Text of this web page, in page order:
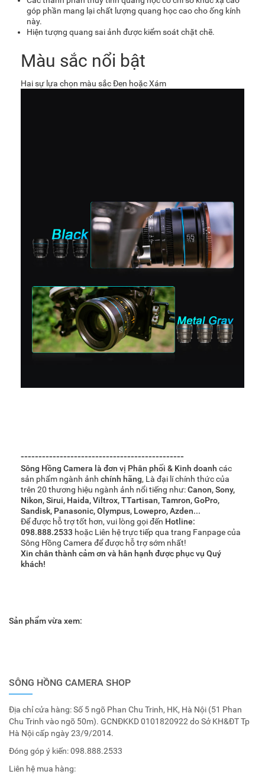
góp phần mang lại chất lượng quang học cao cho ống kính
này.
Hiện tượng quang sai ảnh được kiểm soát chặt chẽ.
Màu sắc nổi bật
Hai sự lựa chọn màu sắc Đen hoặc Xám
----------------------------------------------
Sông Hồng Camera là đơn vị Phân phối & Kinh doanh các
sản phẩm ngành ảnh chính hãng, Là đại lí chính thức của
trên 20 thương hiệu ngành ảnh nổi tiếng như:Canon, Sony,
Nikon, Sirui, Haida, Viltrox, TTartisan, Tamron, GoPro,
Sandisk, Panasonic, Olympus, Lowepro, Azden...
Để được hỗ trợ tốt hơn, vui lòng gọi đến Hotline:
098.888.2533 hoặc Liên hệ trực tiếp qua trang Fanpage của
Sông Hồng Camera để được hỗ trợ sớm nhất!
Xin chân thành cảm ơn và hân hạnh được phục vụ Quý
khách!
Sản phẩm vừa xem:
SÔNG HỒNG CAMERA SHOP
Địa chỉ cửa hàng: Số 5 ngõ Phan Chu Trinh, HK, Hà Nội (51 Phan
Chu Trinh vào ngõ 50m). GCNĐKKD 0101820922 do Sở KH&ĐT Tp
Hà Nội cấp ngày 23/9/2014.
Đóng góp ý kiến:098.888.2533
Liên hệ mua hàng: